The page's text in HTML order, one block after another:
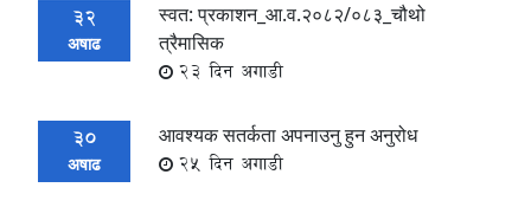
32
अषाढ
स्वत: प्रकाशन_आ.व.२०८२/०८३_चौथो
त्रैमासिक
23 दिन अगाडी
30
अषाढ
आवश्यक सतर्कता अपनाउनु हुन अनुरोध
25 दिन अगाडी